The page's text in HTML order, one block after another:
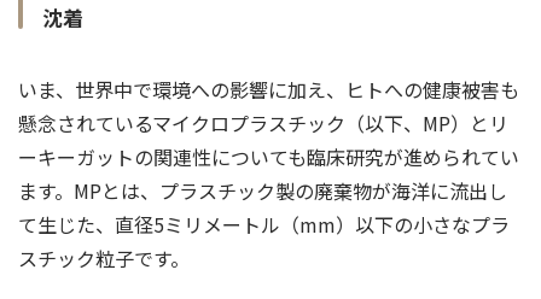
沈着
いま、世界中で環境への影響に加え、ヒトへの健康被害も
懸念されているマイクロプラスチック（以下、MP）とリ
ーキーガットの関連性についても臨床研究が進められてい
ます。MPとは、プラスチック製の廃棄物が海洋に流出し
て生じた、直径5ミリメートル（mm）以下の小さなプラ
スチック粒子です。